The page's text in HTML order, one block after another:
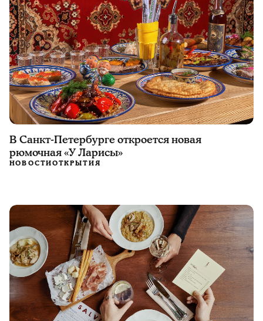
В Санкт-Петербурге откроется новая
рюмочная «У Ларисы»
НОВОСТИОТКРЫТИЯ